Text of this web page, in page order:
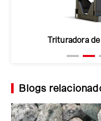
Trituradora
Blogs